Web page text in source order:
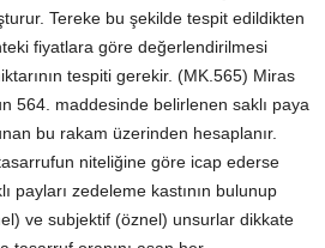
Tereke bu şekilde tespit edildikten
fiyatlara göre değerlendirilmesi
tespiti gerekir. (MK.565) Miras
564. maddesinde belirlenen saklı paya
bu rakam üzerinden hesaplanır.
niteliğine göre icap ederse
payları zedeleme kastının bulunup
ve subjektif (öznel) unsurlar dikkate